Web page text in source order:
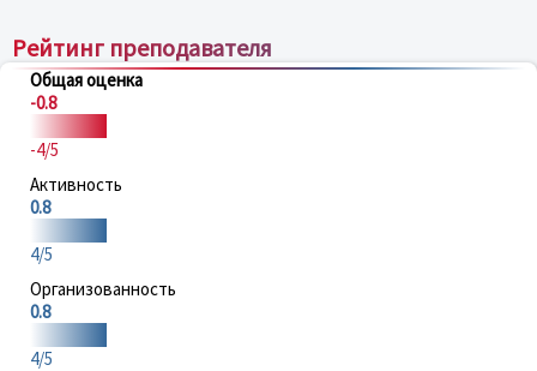
Рейтинг преподавателя
Общая оценка
-0.8
-4/5
Активность
0.8
4/5
Организованность
0.8
4/5